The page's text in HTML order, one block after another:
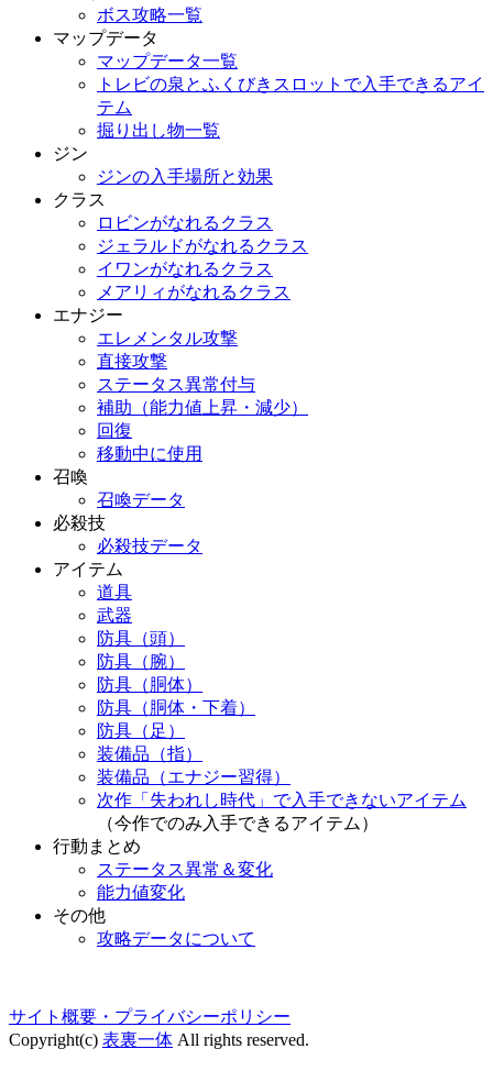
ボス攻略一覧
マップデータ
マップデータ一覧
トレビの泉とふくびきスロットで入手できるアイ
テム
掘り出し物一覧
ジン
ジンの入手場所と効果
クラス
ロビンがなれるクラス
ジェラルドがなれるクラス
イワンがなれるクラス
メアリィがなれるクラス
エナジー
エレメンタル攻撃
直接攻撃
ステータス異常付与
補助（能力値上昇・減少）
回復
移動中に使用
召喚
召喚データ
必殺技
必殺技データ
アイテム
道具
武器
防具（頭）
防具（腕）
防具（胴体）
防具（胴体・下着）
防具（足）
装備品（指）
装備品（エナジー習得）
次作「失われし時代」で入手できないアイテム
（今作でのみ入手できるアイテム）
行動まとめ
ステータス異常＆変化
能力値変化
その他
攻略データについて
サイト概要・プライバシーポリシー
Copyright(c) 表裏一体 All rights reserved.